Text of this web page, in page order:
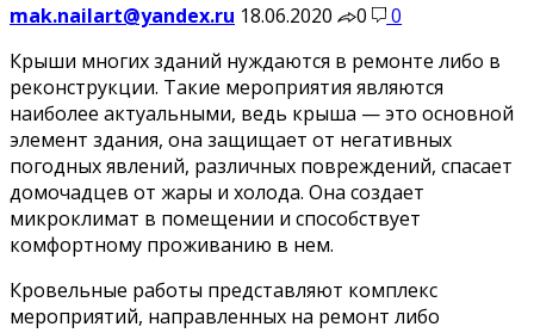
mak.nailart@yandex.ru 18.06.2020 0
0
Крыши многих зданий нуждаются в ремонте либо в
реконструкции. Такие мероприятия являются
наиболее актуальными, ведь крыша — это основной
элемент здания, она защищает от негативных
погодных явлений, различных повреждений, спасает
домочадцев от жары и холода. Она создает
микроклимат в помещении и способствует
комфортному проживанию в нем.
Кровельные работы представляют комплекс
мероприятий, направленных на ремонт либо